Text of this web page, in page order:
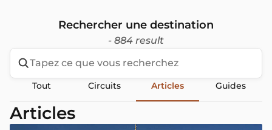
Rechercher une destination
- 884 result
Tout Circuits Articles Guides
Articles